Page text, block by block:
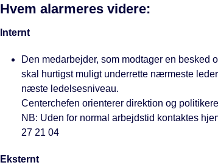
Hvem alarmeres videre:
Internt
Den medarbejder, som modtager en
skal hurtigst muligt underrette nærmeste
næste ledelsesniveau.
Centerchefen orienterer direktion og politikere
NB: Uden for normal arbejdstid kontaktes
27 21 04
Eksternt